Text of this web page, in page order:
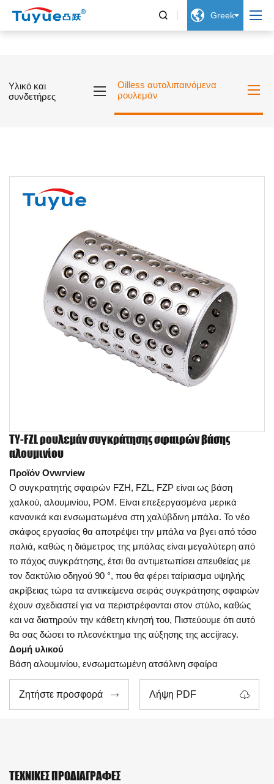
  Greek
Υλικό και
συνδετήρες
Oilless αυτολιπαινόμενα
ρουλεμάν
TY-FZL ρουλεμάν συγκράτησης σφαιρών βάσης
αλουμινίου
Προϊόν Ovwrview
Ο συγκρατητής σφαιρών FZH, FZL, FZP είναι ως βάση
χαλκού, αλουμινίου, POM. Είναι επεξεργασμένα μερικά
κανονικά και ενσωματωμένα στη χαλύβδινη μπάλα. Το νέο
σκάφος εργασίας θα αποτρέψει την μπάλα να βγει από τόσο
παλιά, καθώς η διάμετρος της μπάλας είναι μεγαλύτερη από
το πάχος συγκράτησης, έτσι θα αντιμετωπίσει απευθείας με
τον δακτύλιο οδηγού 90 °, που θα φέρει ταίριασμα υψηλής
ακρίβειας τώρα τα αντικείμενα σειράς συγκράτησης σφαιρών
έχουν σχεδιαστεί για να περιστρέφονται στον στύλο, καθώς
και να διατηρούν την κάθετη κίνησή του, Πιστεύουμε ότι αυτό
θα σας δώσει το πλεονέκτημα της αύξησης της accijracy.
Δομή υλικού
Βάση αλουμινίου, ενσωματωμένη ατσάλινη σφαίρα
Ζητήστε προσφορά  Λήψη PDF 
ΤΕΧΝΙΚΈΣ ΠΡΟΔΙΑΓΡΑΦΈΣ